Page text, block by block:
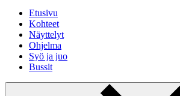
Etusivu
Kohteet
Näyttelyt
Ohjelma
Syö ja juo
Bussit